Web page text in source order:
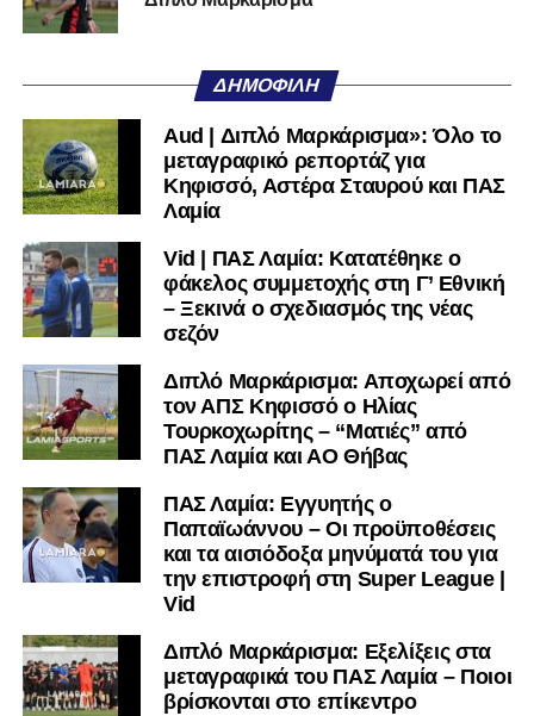
μαθαίνετε πρώτοι τα κυανόλευκα νέα στην Ελλάδα και τον
Twitterκαι στοInstagram
μαθαίνετε σε χρόνο dt όλα τα νέα.
ΔΗΜΟΦΙΛΉ
Aud | Διπλό Μαρκάρισμα»: Όλο το
μεταγραφικό ρεπορτάζ για
Κηφισσό, Αστέρα Σταυρού και ΠΑΣ
Λαμία
Vid | ΠΑΣ Λαμία: Κατατέθηκε ο
φάκελος συμμετοχής στη Γ’ Εθνική
– Ξεκινά ο σχεδιασμός της νέας
σεζόν
Διπλό Μαρκάρισμα: Αποχωρεί από
τον ΑΠΣ Κηφισσό ο Ηλίας
Τουρκοχωρίτης – “Ματιές” από
ΠΑΣ Λαμία και ΑΟ Θήβας
ΠΑΣ Λαμία: Εγγυητής ο
Παπαϊωάννου – Οι προϋποθέσεις
και τα αισιόδοξα μηνύματά του για
την επιστροφή στη Super League |
Vid
Διπλό Μαρκάρισμα: Εξελίξεις στα
μεταγραφικά του ΠΑΣ Λαμία – Ποιοι
βρίσκονται στο επίκεντρο